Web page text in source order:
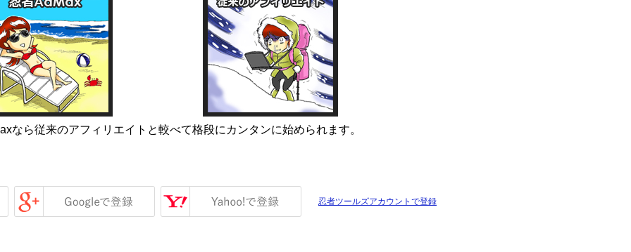
なら従来のアフィリエイトと較べて格段にカンタンに始められます。
忍者ツールズアカウントで登録